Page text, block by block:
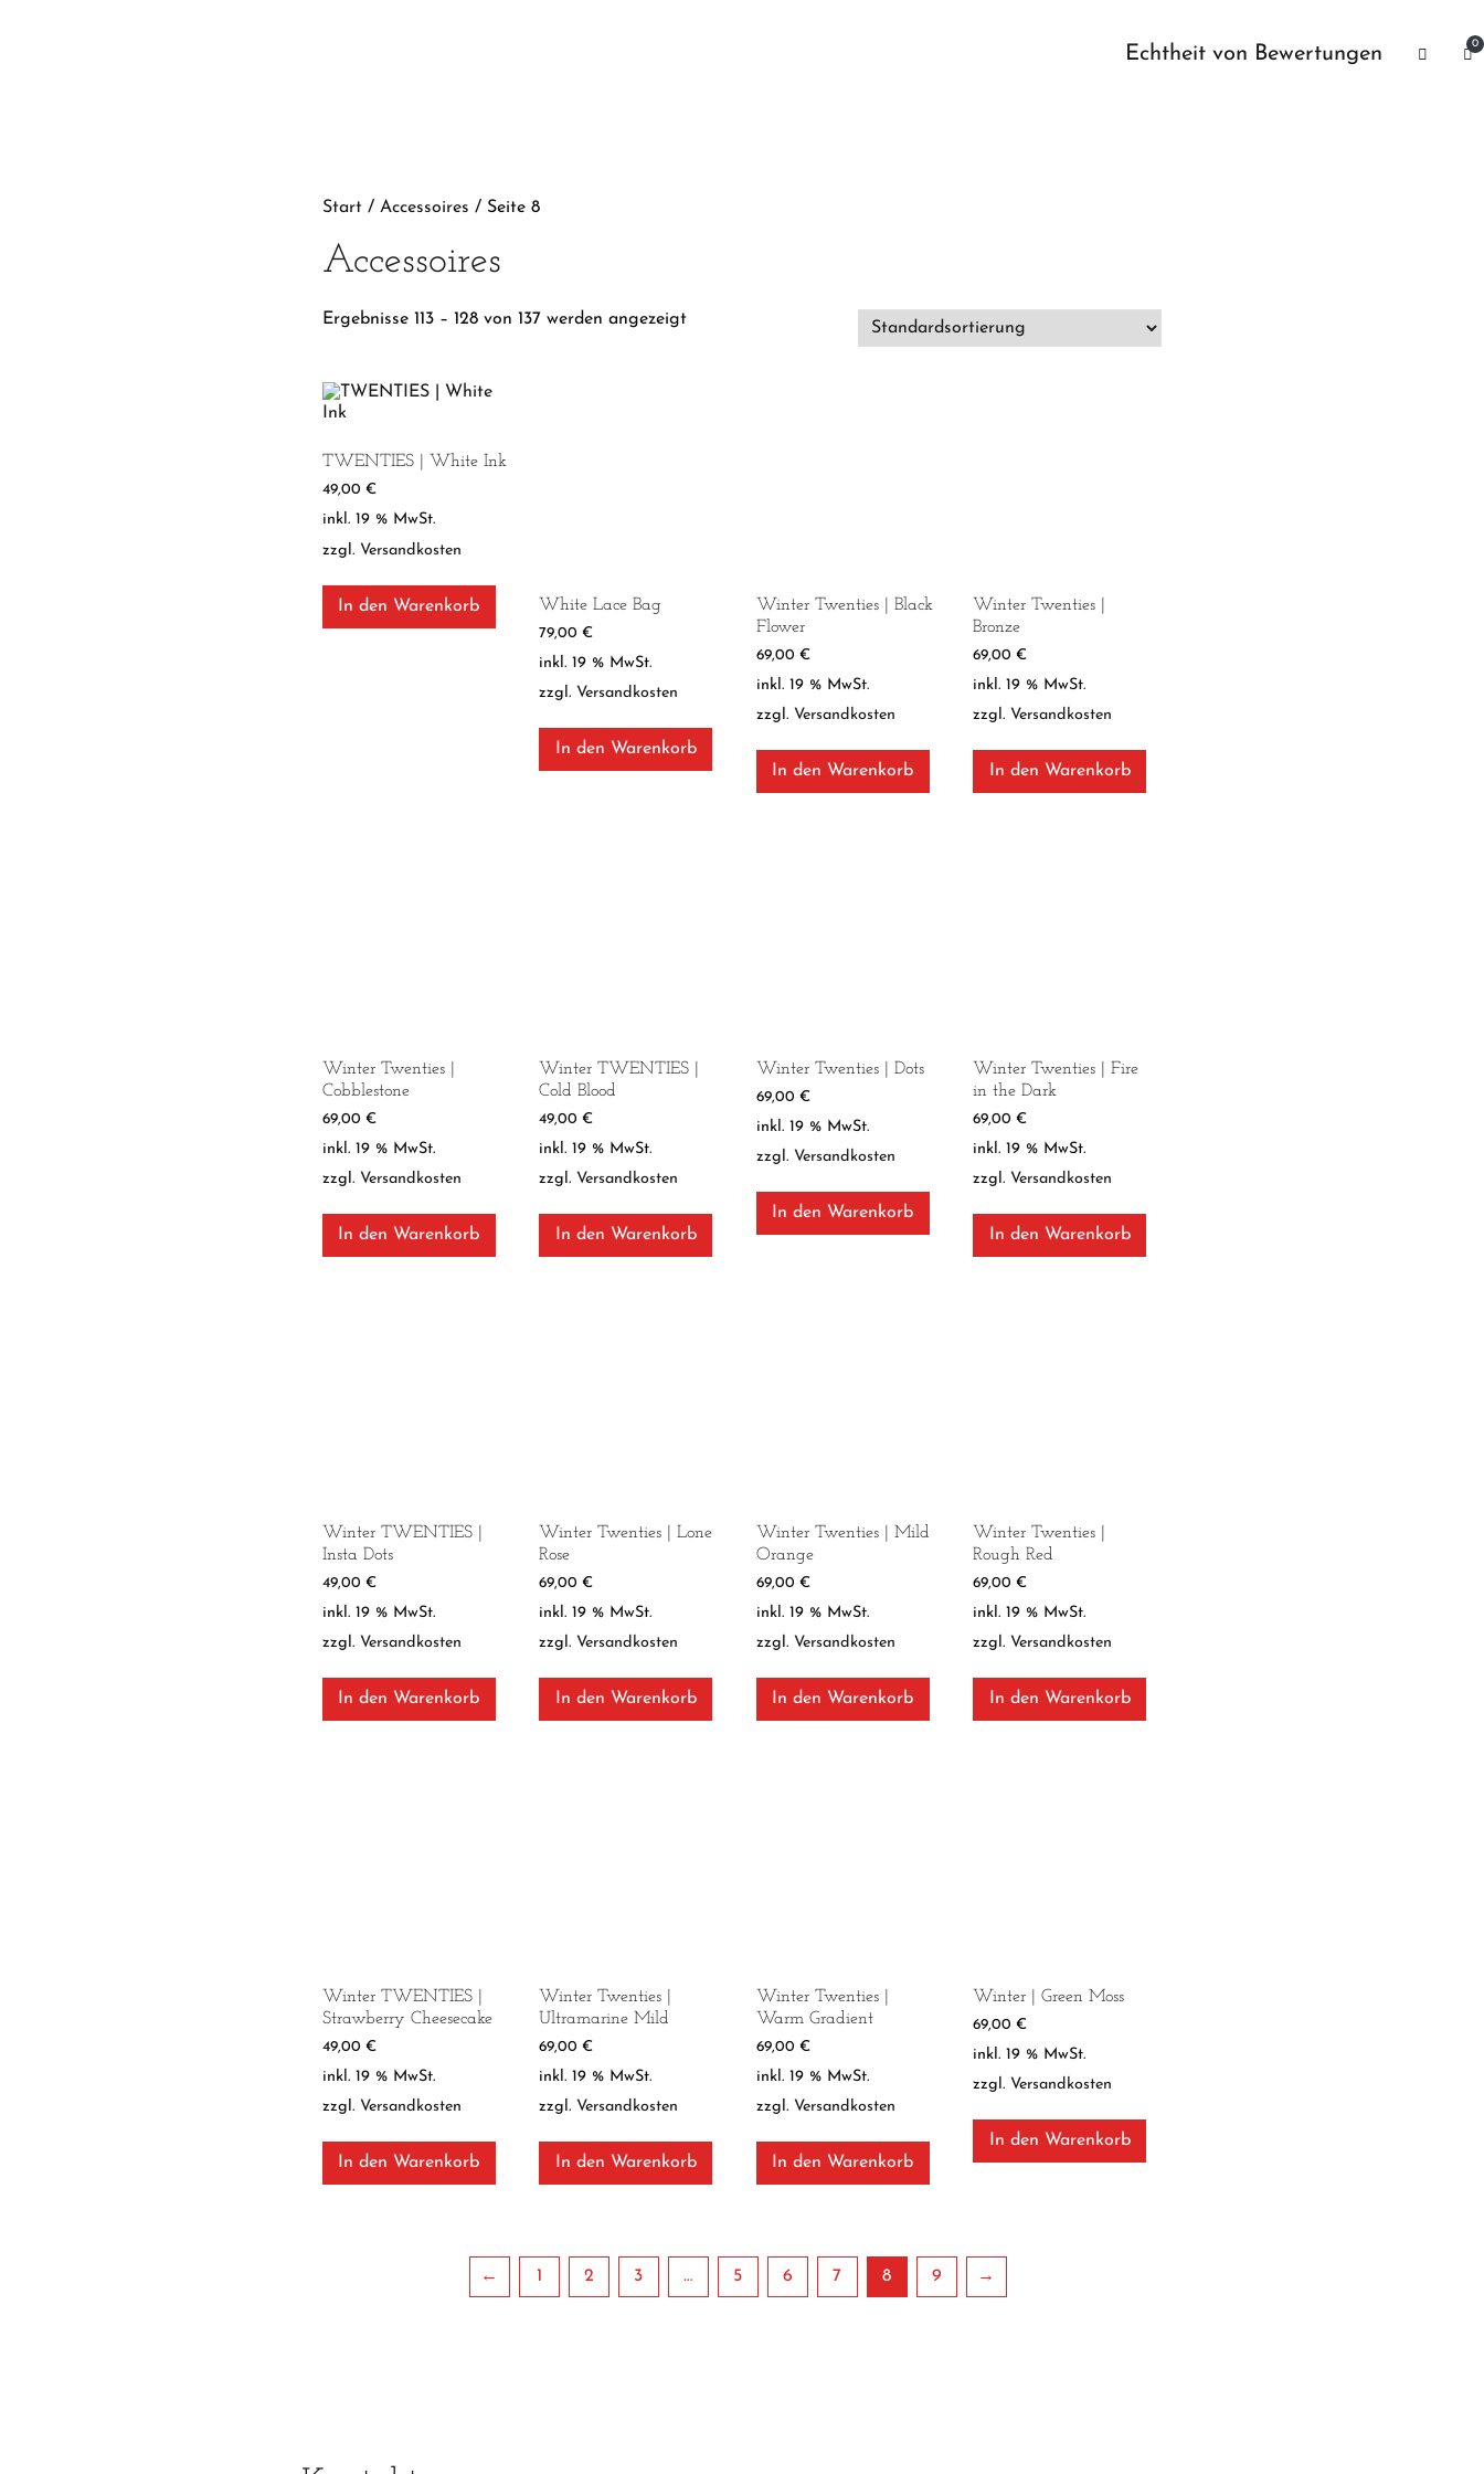
Echtheit von Bewertungen 0
Start / Accessoires / Seite 8
Accessoires
Ergebnisse 113 – 128 von 137 werden angezeigt
TWENTIES | White Ink
49,00 €
inkl. 19 % MwSt.
zzgl. Versandkosten
In den Warenkorb White Lace Bag
79,00€
inkl. 19 % MwSt.
zzgl. Versandkosten
In den Warenkorb
Winter Twenties | Black
Flower
69,00 €
inkl. 19 % MwSt.
zzgl. Versandkosten
In den Warenkorb
Winter Twenties |
Bronze
69,00€
inkl. 19 % MwSt.
zzgl. Versandkosten
In den Warenkorb
Winter Twenties |
Cobblestone
69,00 €
inkl. 19 % MwSt.
zzgl. Versandkosten
In den Warenkorb
Winter TWENTIES |
Cold Blood
49,00€
inkl. 19 % MwSt.
zzgl. Versandkosten
In den Warenkorb
Winter Twenties | Dots
69,00 €
inkl. 19 % MwSt.
zzgl. Versandkosten
In den Warenkorb
Winter Twenties | Fire
in the Dark
69,00€
inkl. 19 % MwSt.
zzgl. Versandkosten
In den Warenkorb
Winter TWENTIES |
Insta Dots
49,00 €
inkl. 19 % MwSt.
zzgl. Versandkosten
In den Warenkorb
Winter Twenties | Lone
Rose
69,00€
inkl. 19 % MwSt.
zzgl. Versandkosten
In den Warenkorb
Winter Twenties | Mild
Orange
69,00 €
inkl. 19 % MwSt.
zzgl. Versandkosten
In den Warenkorb
Winter Twenties |
Rough Red
69,00€
inkl. 19 % MwSt.
zzgl. Versandkosten
In den Warenkorb
Winter TWENTIES |
Strawberry Cheesecake
49,00 €
inkl. 19 % MwSt.
zzgl. Versandkosten
In den Warenkorb
Winter Twenties |
Ultramarine Mild
69,00€
inkl. 19 % MwSt.
zzgl. Versandkosten
In den Warenkorb
Winter Twenties |
Warm Gradient
69,00 €
inkl. 19 % MwSt.
zzgl. Versandkosten
In den Warenkorb
Winter | Green Moss
69,00€
inkl. 19 % MwSt.
zzgl. Versandkosten
In den Warenkorb
← 1 2 3 … 5 6 7 8 9 →